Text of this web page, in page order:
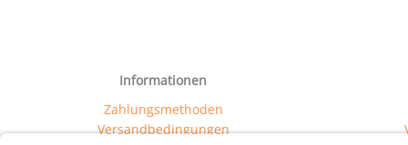
Informationen
Zahlungsmethoden
Versandbedingungen